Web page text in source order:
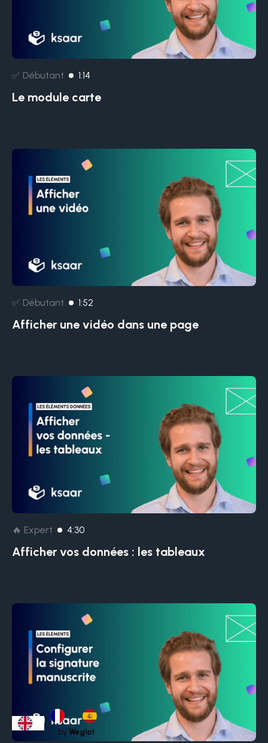
✅ Débutant 1:14
Le module carte
✅ Débutant 1:52
Afficher une vidéo dans une page
🔥 Expert 4:30
Afficher vos données : les tableaux
by Weglot